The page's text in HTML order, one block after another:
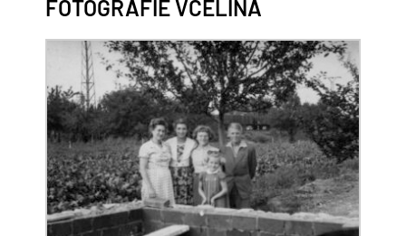
FOTOGRAFIE VČELÍNA